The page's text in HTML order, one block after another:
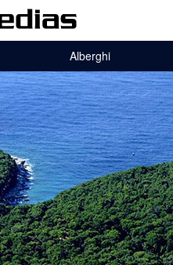
Alberghi